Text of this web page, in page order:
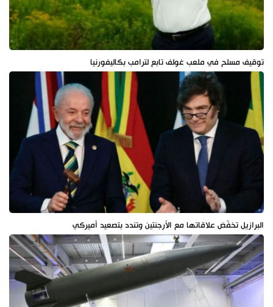
توقيف مسلح في ملعب غولف تابع لترامب بكاليفورنيا
البرازيل تخفّض علاقاتها مع الأرجنتين وتندد بتصعيد أميركي